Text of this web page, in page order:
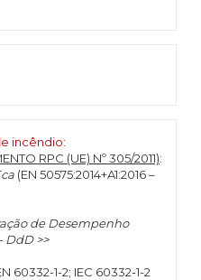
incêndio:
RPC (UE) Nº 305/2011):
(EN 50575:2014+A1:2016 –
de Desempenho
DdD >>
1-2; IEC 60332-1-2